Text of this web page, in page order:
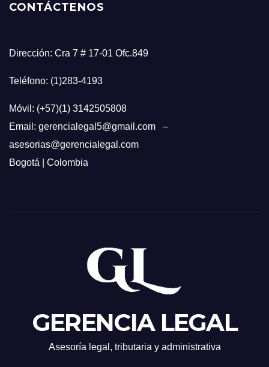
CONTÁCTENOS
Dirección: Cra 7 # 17-01 Ofc.849
Teléfono: (1)283-4193
Móvil: (+57)(1) 3142505808
Email: gerencialegal5@gmail.com –
asesorias@gerencialegal.com
Bogotá | Colombia
GERENCIA LEGAL
Asesoría legal, tributaria y administrativa